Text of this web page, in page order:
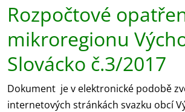
Rozpočtové
mikroregionu
Slovácko č.3/2017
Dokument je v elektronické podobě
internetových stránkách svazku obcí